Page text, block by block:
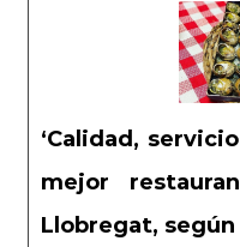
‘Calidad,
mejor
Llobregat,